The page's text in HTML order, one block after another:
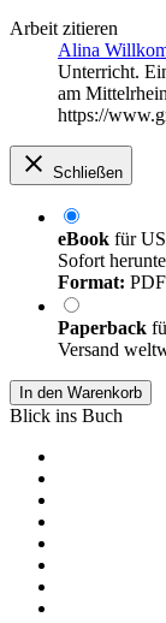
Arbeit zitieren
Alina
Unterricht.
am
https://
Schließen
eBook für
Sofort
Format:
Paperback
Versand
In den Warenkorb
Blick ins Buch